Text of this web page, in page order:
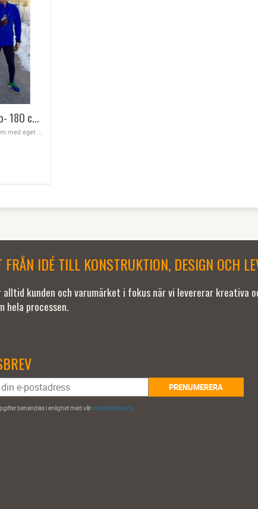
Helfigur i wellpapp- 180 cm med eget tryck
FRÅN IDÉ TILL KONSTRUKTION, DESIGN OCH
alltid kunden och varumärket i fokus när vi levererar kreativa
hela processen.
PRENUMERERA
behandlas i enlighet med vårintegritetspolicy.